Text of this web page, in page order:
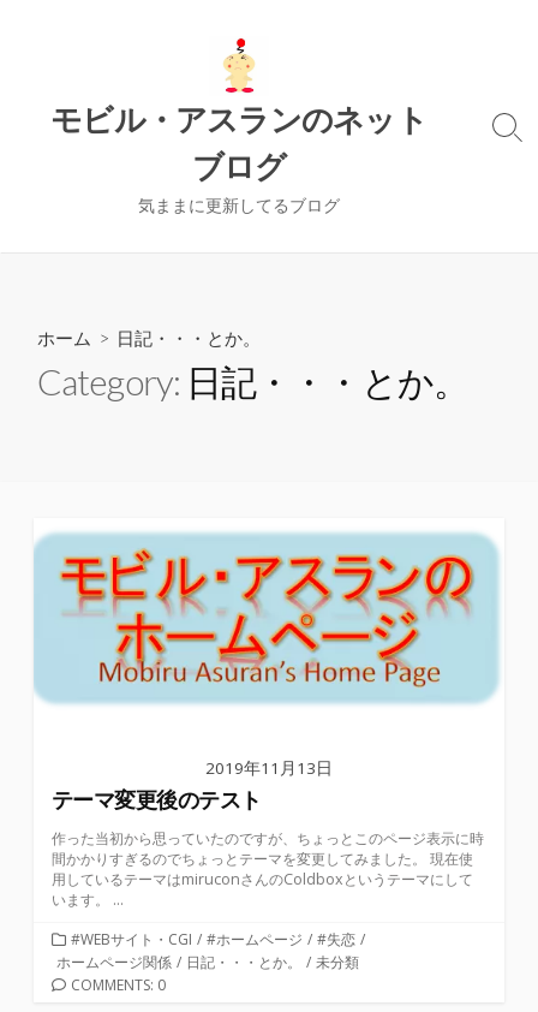
ッ
モビル・アスランのネット
ブログ
気ままに更新してるブログ
検
ホーム > 日記・・・とか。
Category: 日記・・・とか。
2019年11月13日
テーマ変更後のテスト
作った当初から思っていたのですが、ちょっとこのページ表示に時
間かかりすぎるのでちょっとテーマを変更してみました。 現在使
用しているテーマはmiruconさんのColdboxというテーマにして
います。 ...
カ
テ
ゴ
#WEBサイト・CGI / #ホームページ / #失恋 /
ホームページ関係 / 日記・・・とか。 / 未分類
COMMENTS: 0